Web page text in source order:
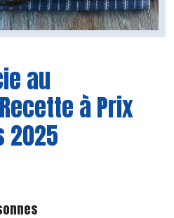
au
à Prix
2025